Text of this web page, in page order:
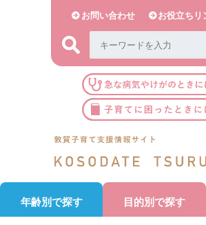
お問い合わせ お役立ちリ
年齢別で探す 目的別で探す